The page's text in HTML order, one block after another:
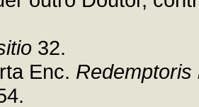
32.
Enc. Redemptoris